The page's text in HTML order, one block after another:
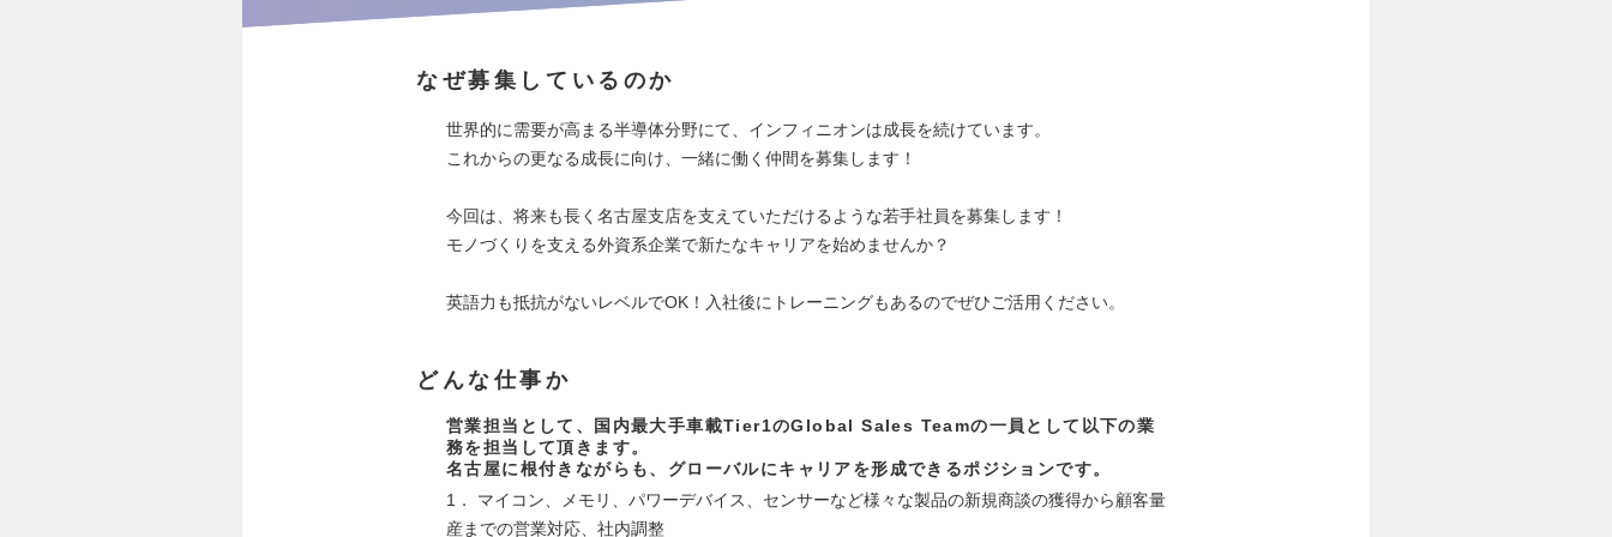
なぜ募集しているのか
世界的に需要が高まる半導体分野にて、インフィニオンは成長を続けています。
これからの更なる成長に向け、一緒に働く仲間を募集します！
今回は、将来も長く名古屋支店を支えていただけるような若手社員を募集します！
モノづくりを支える外資系企業で新たなキャリアを始めませんか？
英語力も抵抗がないレベルでOK！入社後にトレーニングもあるのでぜひご活用ください。
どんな仕事か
営業担当として、国内最大手車載Tier1のGlobal Sales Teamの一員として以下の業
務を担当して頂きます。
名古屋に根付きながらも、グローバルにキャリアを形成できるポジションです。
1． マイコン、メモリ、パワーデバイス、センサーなど様々な製品の新規商談の獲得から顧客量
産までの営業対応、社内調整